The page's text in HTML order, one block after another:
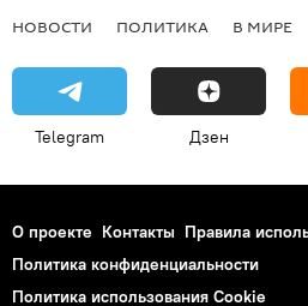
НОВОСТИ ПОЛИТИКА В МИРЕ
Telegram Дзен
О проекте Контакты Правила
Политика конфиденциальности
Политика использования Cookie